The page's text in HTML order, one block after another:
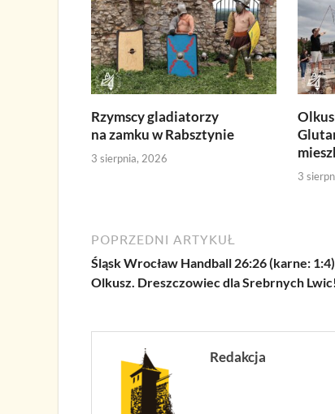
Rzymscy gladiatorzy
na zamku w Rabsztynie
3 sierpnia, 2026
3
POPRZEDNI ARTYKUŁ
Śląsk Wrocław Handball 26:26 (karne: 1:4)
Olkusz. Dreszczowiec dla Srebrnych Lwic!
Redakcja